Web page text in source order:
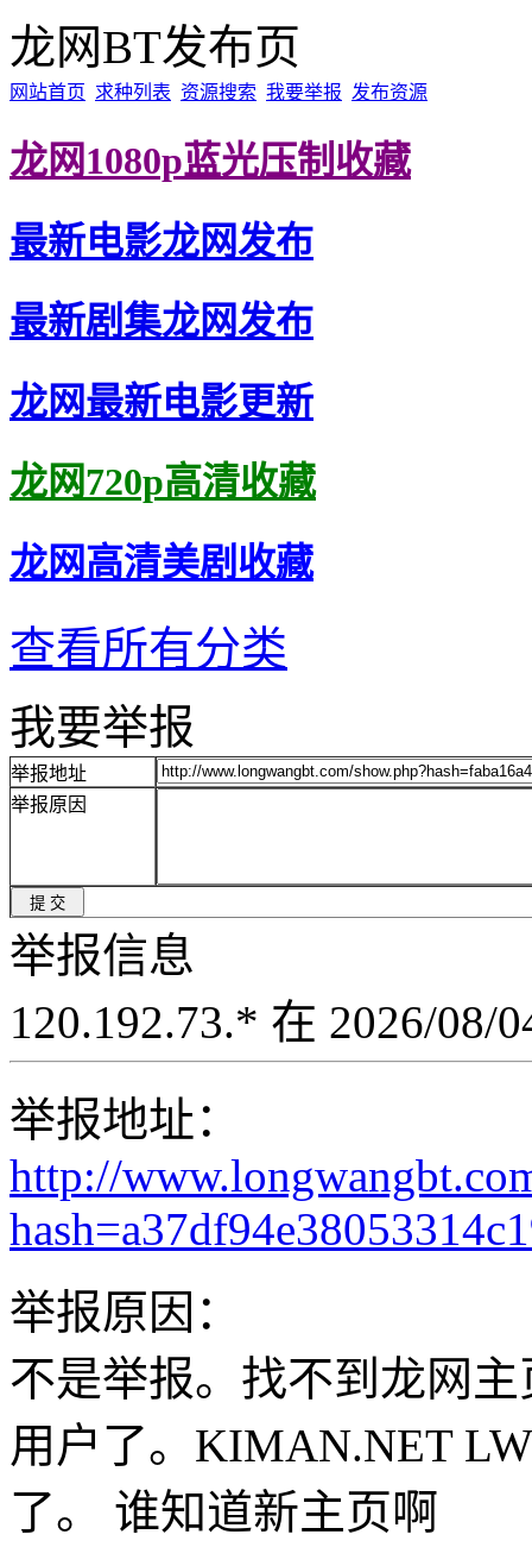
龙网BT发布页
网站首页 求种列表 资源搜索 我要举报 发布资源
龙网1080p蓝光压制收藏
最新电影龙网发布
最新剧集龙网发布
龙网最新电影更新
龙网720p高清收藏
龙网高清美剧收藏
查看所有分类
我要举报
举报地址
举报原因
举报信息
120.192.73.* 在 2026/08/
举报地址：
http://
举报原因：
不是举报。找不到龙网
用户了。KIMAN.NET
了。 谁知道新主页啊